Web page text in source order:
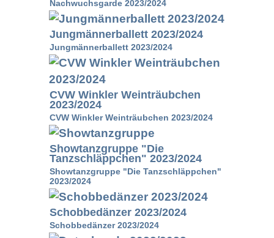
Nachwuchsgarde 2023/2024
Jungmännerballett 2023/2024
Jungmännerballett 2023/2024
CVW Winkler Weinträubchen
2023/2024
CVW Winkler Weinträubchen 2023/2024
Showtanzgruppe "Die
Tanzschläppchen" 2023/2024
Showtanzgruppe "Die Tanzschläppchen"
2023/2024
Schobbedänzer 2023/2024
Schobbedänzer 2023/2024